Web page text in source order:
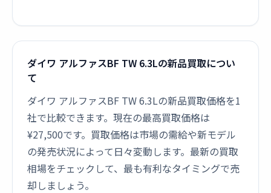
ダイワ アルファスBF TW 6.3Lの新品買取につい
て
ダイワ アルファスBF TW 6.3Lの新品買取価格を1
社で比較できます。現在の最高買取価格は
¥27,500です。買取価格は市場の需給や新モデル
の発売状況によって日々変動します。最新の買取
相場をチェックして、最も有利なタイミングで売
却しましょう。